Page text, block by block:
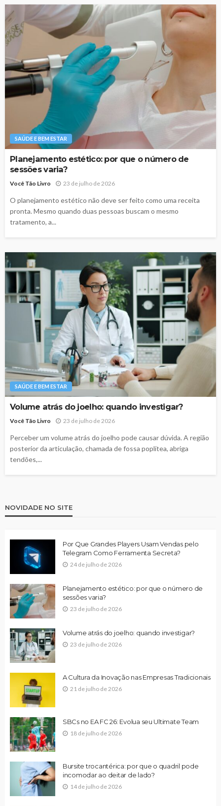
SAÚDE E BEM ESTAR
Planejamento estético: por que o número de
sessões varia?
Você Tão Livro 23 de julho de 2026
O planejamento estético não deve ser feito como uma receita
pronta. Mesmo quando duas pessoas buscam o mesmo
tratamento, a...
SAÚDE E BEM ESTAR
Volume atrás do joelho: quando investigar?
Você Tão Livro 23 de julho de 2026
Perceber um volume atrás do joelho pode causar dúvida. A região
posterior da articulação, chamada de fossa poplítea, abriga
tendões,...
NOVIDADE NO SITE
Por Que Grandes Players Usam Vendas pelo
Telegram Como Ferramenta Secreta?
24 de julho de 2026
Planejamento estético: por que o número de
sessões varia?
23 de julho de 2026
Volume atrás do joelho: quando investigar?
23 de julho de 2026
A Cultura da Inovação nas Empresas Tradicionais
21 de julho de 2026
SBCs no EA FC 26: Evolua seu Ultimate Team
18 de julho de 2026
Bursite trocantérica: por que o quadril pode
incomodar ao deitar de lado?
14 de julho de 2026